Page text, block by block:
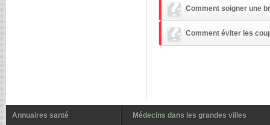
Comment soigner une
Comment éviter les
Annuaires santé Médecins dans les grandes villes